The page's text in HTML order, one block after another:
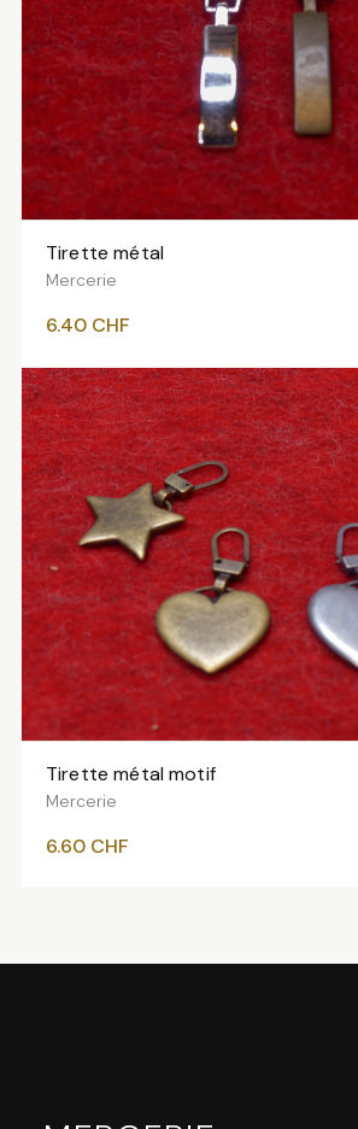
Tirette métal
Mercerie
6.40 CHF
VOIR LES VARIANTES
Tirette métal motif
Mercerie
6.60 CHF